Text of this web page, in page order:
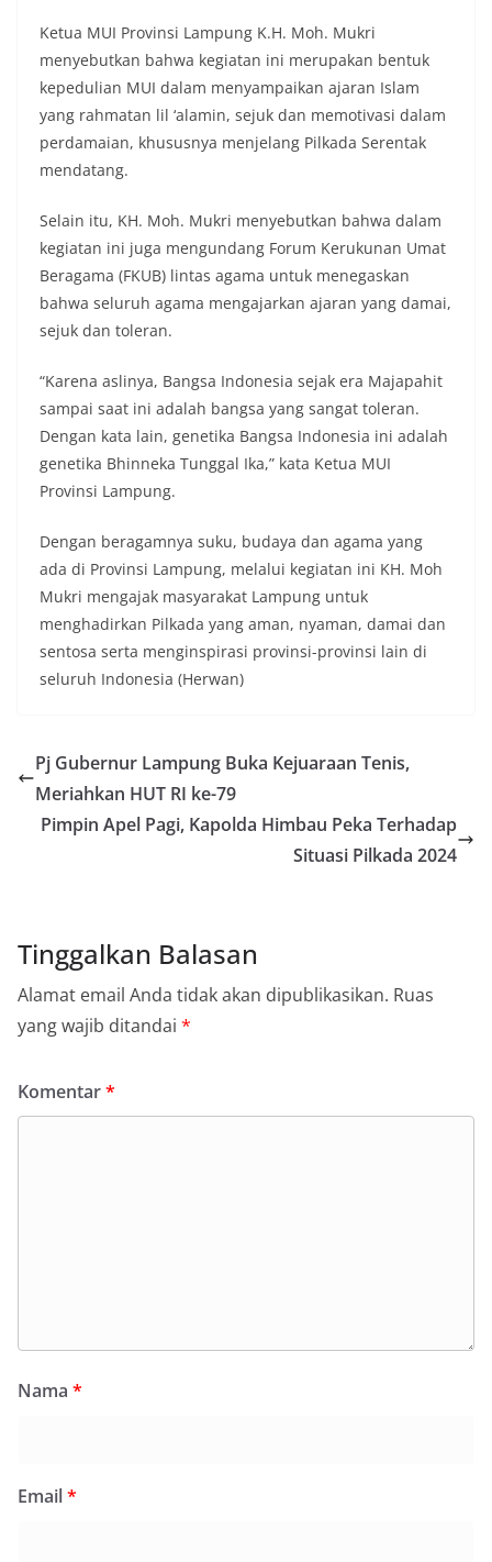
Ketua MUI Provinsi Lampung K.H. Moh. Mukri
menyebutkan bahwa kegiatan ini merupakan bentuk
kepedulian MUI dalam menyampaikan ajaran Islam
yang rahmatan lil ‘alamin, sejuk dan memotivasi dalam
perdamaian, khususnya menjelang Pilkada Serentak
mendatang.
Selain itu, KH. Moh. Mukri menyebutkan bahwa dalam
kegiatan ini juga mengundang Forum Kerukunan Umat
Beragama (FKUB) lintas agama untuk menegaskan
bahwa seluruh agama mengajarkan ajaran yang damai,
sejuk dan toleran.
“Karena aslinya, Bangsa Indonesia sejak era Majapahit
sampai saat ini adalah bangsa yang sangat toleran.
Dengan kata lain, genetika Bangsa Indonesia ini adalah
genetika Bhinneka Tunggal Ika,” kata Ketua MUI
Provinsi Lampung.
Dengan beragamnya suku, budaya dan agama yang
ada di Provinsi Lampung, melalui kegiatan ini KH. Moh
Mukri mengajak masyarakat Lampung untuk
menghadirkan Pilkada yang aman, nyaman, damai dan
sentosa serta menginspirasi provinsi-provinsi lain di
seluruh Indonesia (Herwan)
Pj Gubernur Lampung Buka Kejuaraan Tenis,
Meriahkan HUT RI ke-79
Pimpin Apel Pagi, Kapolda Himbau Peka Terhadap
Situasi Pilkada 2024
Tinggalkan Balasan
Alamat email Anda tidak akan dipublikasikan. Ruas
yang wajib ditandai *
Komentar*
Nama *
Email*